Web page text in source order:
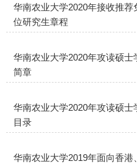
华南农业大学2020年接收推荐
位研究生章程
华南农业大学2020年攻读硕士
简章
华南农业大学2020年攻读硕士
目录
华南农业大学2019年面向香港